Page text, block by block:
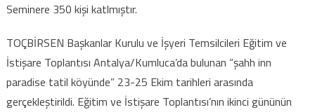
Seminere 350 kişi katlmıştır.
TOÇBİRSEN Başkanlar Kurulu ve İşyeri Temsilcileri Eğitim ve
İstişare Toplantısı Antalya/Kumluca’da bulunan “şahh inn
paradise tatil köyünde” 23-25 Ekim tarihleri arasında
gerçekleştirildi. Eğitim ve İstişare Toplantısı’nın ikinci gününün